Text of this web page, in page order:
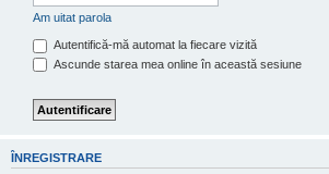
Am uitat parola
Autentifică-mă automat la fiecare vizită
Ascunde starea mea online în această sesiune
ÎNREGISTRARE